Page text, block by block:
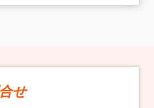
せ